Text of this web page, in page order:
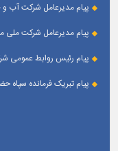
پیام مدیرعامل شرکت آب و
پیام مدیرعامل شركت ملی
پیام رئیس روابط عمومی
پیام تبریک فرمانده